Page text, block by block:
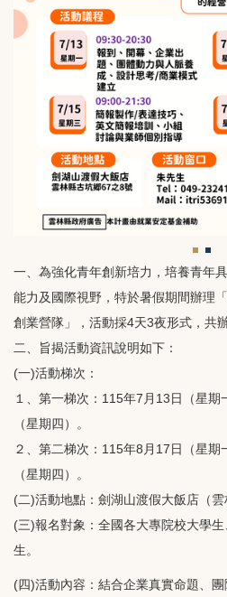
一、為強化青年創新培力，培養青年
能力及國際視野，特於暑假期間辦理
創業營隊」，活動採4天3夜形式，共
二、旨揭活動資訊說明如下：
(一)活動梯次：
１、第一梯次：115年7月13日（星期
（星期四）。
２、第二梯次：115年8月17日（星期
（星期四）。
(二)活動地點：劍湖山渡假大飯店（雲
(三)報名對象：全國各大專院校大學
生。
(四)活動內容：結合企業真實命題、